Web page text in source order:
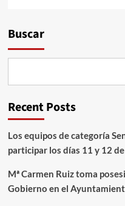
Buscar
Recent Posts
Los equipos de categoría
participar los días 11 y 12
Mª Carmen Ruiz toma
Gobierno en el